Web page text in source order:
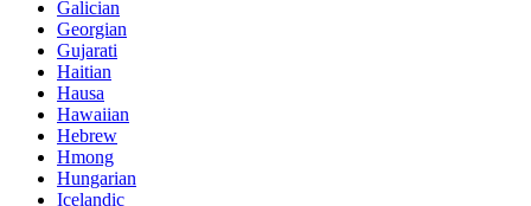
Galician
Georgian
Gujarati
Haitian
Hausa
Hawaiian
Hebrew
Hmong
Hungarian
Icelandic